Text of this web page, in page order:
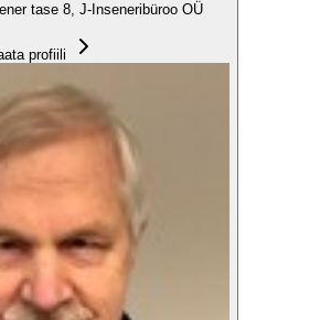
tase 8, J-Inseneribüroo OÜ
profiili